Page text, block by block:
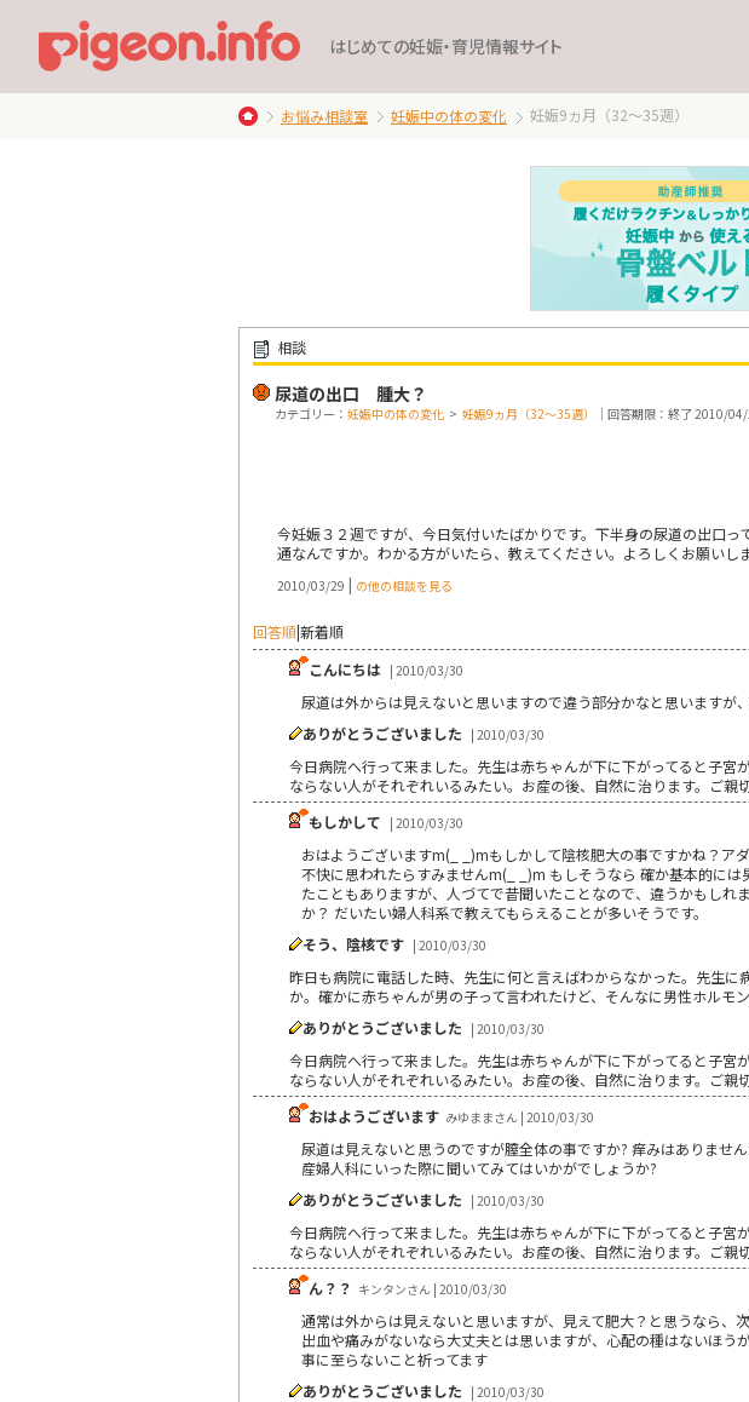
はじめての妊娠・育児情報サイト
お悩み相談室 妊娠中の体の変化 妊娠9ヵ月（32～35週）
相談
尿道の出口 腫大？
カテゴリー： 妊娠中の体の変化 > 妊娠9ヵ月（32～35週） ｜回答期限：終了 2010/
今妊娠３２週ですが、今日気付いたばかりです。下半身の尿道の出口
通なんですか。わかる方がいたら、教えてください。よろしくお願いしま
2010/03/29 | の他の相談を見る
回答順|新着順
こんにちは | 2010/03/30
尿道は外からは見えないと思いますので違う部分かなと思いますが
ありがとうございました | 2010/03/30
今日病院へ行って来ました。先生は赤ちゃんが下に下がってると子
ならない人がそれぞれいるみたい。お産の後、自然に治ります。ご親
もしかして | 2010/03/30
おはようございますm(_ _)mもしかして陰核肥大の事ですかね？ア
不快に思われたらすみませんm(_ _)m もしそうなら 確か基本的に
たこともありますが、人づてで昔聞いたことなので、違うかもし
か？ だいたい婦人科系で教えてもらえることが多いそうです。
そう、陰核です | 2010/03/30
昨日も病院に電話した時、先生に何と言えばわからなかった。先生
か。確かに赤ちゃんが男の子って言われたけど、そんなに男性ホルモ
ありがとうございました | 2010/03/30
今日病院へ行って来ました。先生は赤ちゃんが下に下がってると子
ならない人がそれぞれいるみたい。お産の後、自然に治ります。ご親
おはようございます みゆままさん | 2010/03/30
尿道は見えないと思うのですが膣全体の事ですか? 痒みはありませ
産婦人科にいった際に聞いてみてはいかがでしょうか?
ありがとうございました | 2010/03/30
今日病院へ行って来ました。先生は赤ちゃんが下に下がってると子
ならない人がそれぞれいるみたい。お産の後、自然に治ります。ご親
ん？？ キンタンさん | 2010/03/30
通常は外からは見えないと思いますが、見えて肥大？と思うなら、
出血や痛みがないなら大丈夫とは思いますが、心配の種はないほ
事に至らないこと祈ってます
ありがとうございました | 2010/03/30